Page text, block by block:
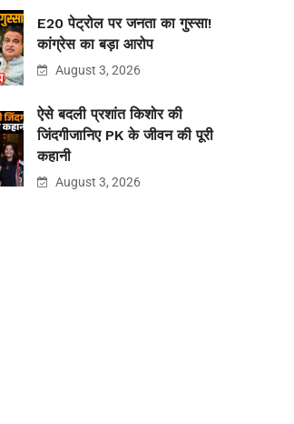
E20 पेट्रोल पर जनता का गुस्सा!
कांग्रेस का बड़ा आरोप
August 3, 2026
ऐसे बदली प्रशांत किशोर की
जिंदगीजानिए PK के जीवन की पूरी
कहानी
August 3, 2026